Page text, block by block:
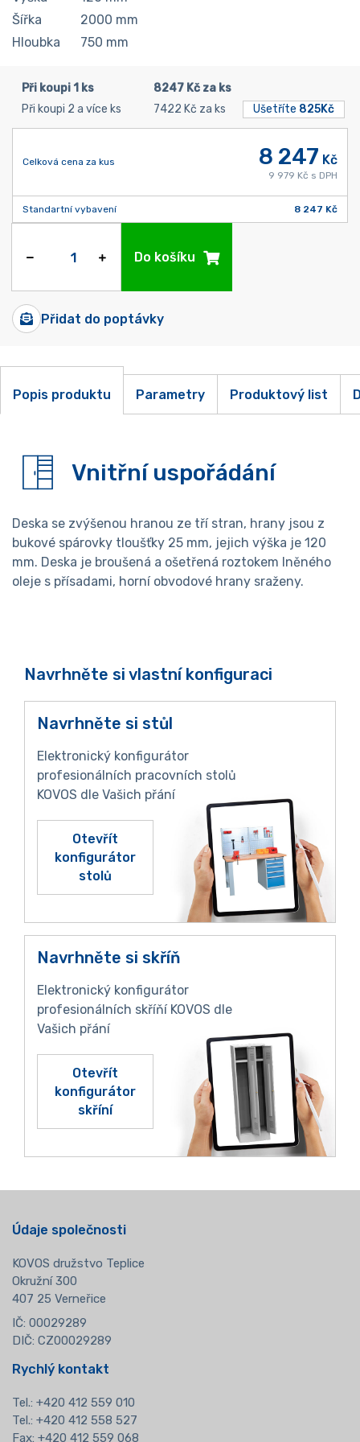
Šířka
2000 mm
Hloubka
750 mm
Při koupi 1 ks
8247 Kč za ks
Při koupi 2 a více ks
7422 Kč za ks Ušetříte 825Kč
Celková cena za kus 8 247 Kč
9 979 Kč s DPH
Standartní vybavení 8 247 Kč
Do košíku
Přidat do poptávky
Popis produktu Parametry Produktový list
Vnitřní uspořádání
Deska se zvýšenou hranou ze tří stran, hrany jsou z
bukové spárovky tloušťky 25 mm, jejich výška je 120
mm. Deska je broušená a ošetřená roztokem lněného
oleje s přísadami, horní obvodové hrany sraženy.
Navrhněte si vlastní konfiguraci
Navrhněte si stůl
Elektronický konfigurátor
profesionálních pracovních stolů
KOVOS dle Vašich přání
Otevřít
konfigurátor
stolů
Navrhněte si skříň
Elektronický konfigurátor
profesionálních skříňí KOVOS dle
Vašich přání
Otevřít
konfigurátor
skříní
Údaje společnosti
KOVOS družstvo Teplice
Okružní 300
407 25 Verneřice
IČ: 00029289
DIČ: CZ00029289
Rychlý kontakt
Tel.: +420 412 559 010
Tel.: +420 412 558 527
Fax: +420 412 559 068